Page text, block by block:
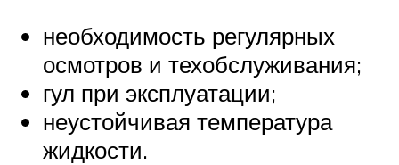
необходимость регулярных
осмотров и техобслуживания;
гул при эксплуатации;
неустойчивая температура
жидкости.